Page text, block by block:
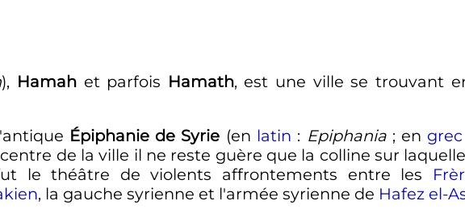
), Hamahet parfois Hamath, est une ville se trouvant
Épiphanie de Syrie (en latin : Epiphania ; en
de la ville il ne reste guère que la colline sur
le théâtre de violents affrontements entre les
, la gauche syrienne et l'armée syrienne de Hafez el-